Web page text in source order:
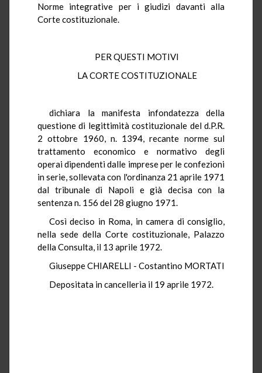
Norme integrative per i giudizi davanti alla
Corte costituzionale.
PER QUESTI MOTIVI
LA CORTE COSTITUZIONALE
dichiara la manifesta infondatezza della
questione di legittimità costituzionale del d.P.R.
2 ottobre 1960, n. 1394, recante norme sul
trattamento economico e normativo degli
operai dipendenti dalle imprese per le confezioni
in serie, sollevata con l'ordinanza 21 aprile 1971
dal tribunale di Napoli e già decisa con la
sentenza n. 156 del 28 giugno 1971.
Così deciso in Roma, in camera di consiglio,
nella sede della Corte costituzionale, Palazzo
della Consulta, il 13 aprile 1972.
Giuseppe CHIARELLI - Costantino MORTATI
Depositata in cancelleria il 19 aprile 1972.